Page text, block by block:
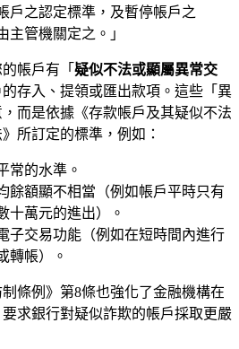
戶之認定標準，及暫停帳戶之
主管機關定之。」
帳戶有「 疑似不法或顯屬異常交
存入、提領或匯出款項。這些「異
而是依據《存款帳戶及其疑似不法
所訂定的標準，例如：
常的水準。
餘額顯不相當（例如帳戶平時只有
十萬元的進出）。
子交易功能（例如在短時間內進行
轉帳）。
條例》第8條也強化了金融機構在
求銀行對疑似詐欺的帳戶採取更嚴